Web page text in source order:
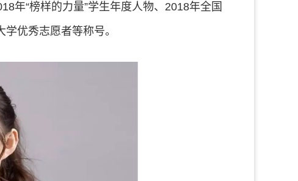
年“榜样的力量”学生年度人物、2018年全国
优秀志愿者等称号。